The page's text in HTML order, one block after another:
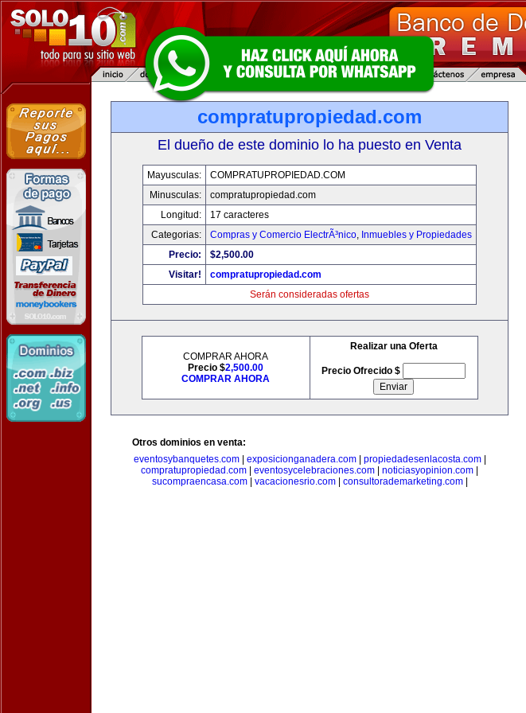
compratupropiedad.com
El dueño de este dominio lo ha puesto en Venta
Mayusculas:
COMPRATUPROPIEDAD.COM
Minusculas:
compratupropiedad.com
Longitud:
17 caracteres
Categorias:
Compras y Comercio ElectrÃ³nico, Inmuebles y Propiedades
Precio:
$2,500.00
Visitar!
compratupropiedad.com
Serán consideradas ofertas
COMPRAR AHORA
Precio $2,500.00
COMPRAR AHORA
Realizar una Oferta
Precio Ofrecido $
Otros dominios en venta:
eventosybanquetes.com| exposicionganadera.com| propiedadesenlacosta.com|
compratupropiedad.com
eventosycelebraciones.com noticiasyopinion.com
sucompraencasa.com| vacacionesrio.com| consultorademarketing.com|